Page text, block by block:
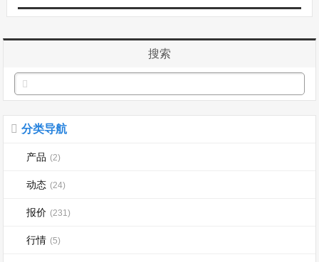
搜索
分类导航
产品 (2)
动态 (24)
报价 (231)
行情 (5)